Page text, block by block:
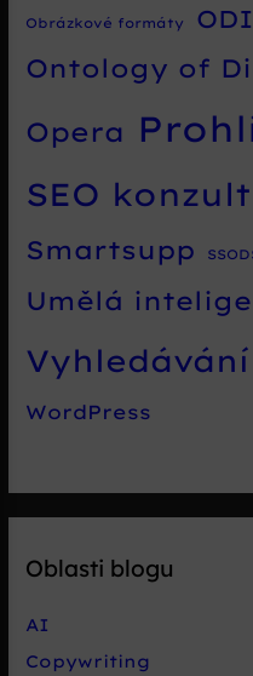
Obrázkové formáty ODI
Ontology of
Opera
SEO
Smartsupp
Umělá
Vyhledávání
WordPress
Oblasti blogu
AI
Copywriting